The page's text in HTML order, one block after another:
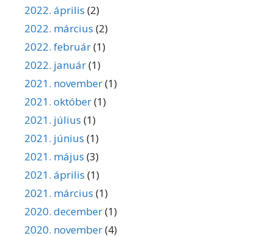
2022. április (2)
2022. március (2)
2022. február(1)
2022. január(1)
2021. november(1)
2021. október(1)
2021. július (1)
2021. június (1)
2021. május (3)
2021. április (1)
2021. március (1)
2020. december(1)
2020. november(4)